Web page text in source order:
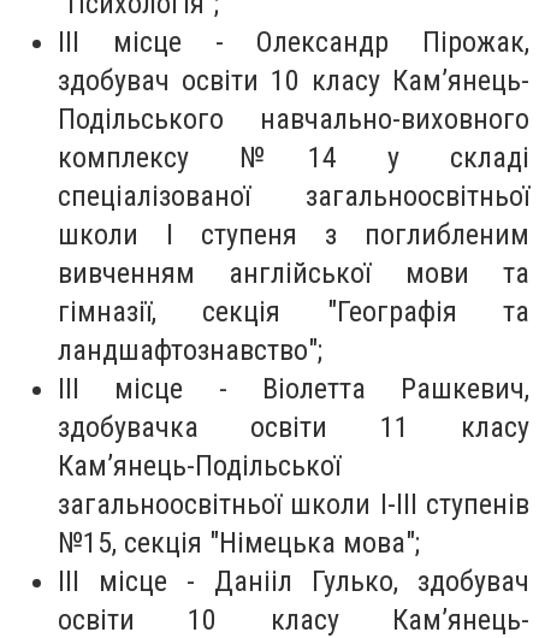
ІІІ місце - Олександр Пірожак,
здобувач освіти 10 класу Кам’янець-
Подільського навчально-виховного
комплексу №14 у складі
спеціалізованої загальноосвітньої
школи І ступеня з поглибленим
вивченням англійської мови та
гімназії, секція "Географія та
ландшафтознавство";
III місце - Віолетта Рашкевич,
здобувачка освіти 11 класу
Кам’янець-Подільської
загальноосвітньої школи І-ІІІ ступенів
№15, секція "Німецька мова";
III місце - Данііл Гулько, здобувач
освіти 10 класу Кам’янець-